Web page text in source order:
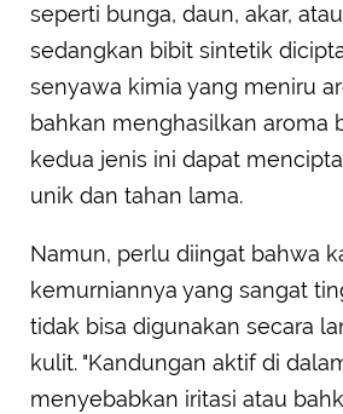
seperti bunga, daun, akar,
sedangkan bibit sintetik
senyawa kimia yang meniru
bahkan menghasilkan aroma
kedua jenis ini dapat
unik dan tahan lama.
Namun, perlu diingat bahwa
kemurniannya yang sangat
tidak bisa digunakan secara
kulit. "Kandungan aktif di
menyebabkan iritasi atau